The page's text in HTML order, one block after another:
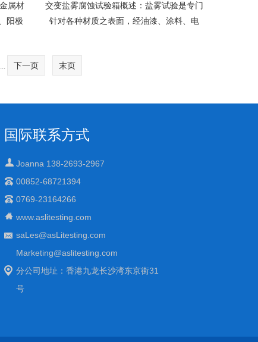
属材
阳极
交变盐雾腐蚀试验箱概述：盐雾试验是专门
针对各种材质之表面，经油漆、涂料、电
... 下一页 末页
国际联系方式
Joanna 138-2693-2967
00852-68721394
0769-23164266
www.aslitesting.com
saLes@asLitesting.com
Marketing@aslitesting.com
分公司地址：香港九龙长沙湾东京街31
号